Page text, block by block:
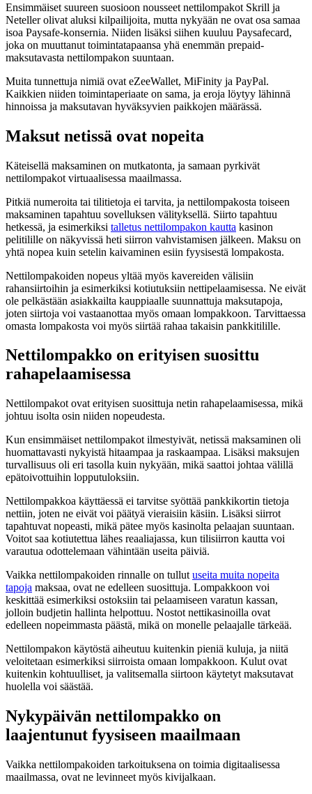
Ensimmäiset suureen suosioon nousseet nettilompakot Skrill ja
Neteller olivat aluksi kilpailijoita, mutta nykyään ne ovat osa samaa
isoa Paysafe-konsernia. Niiden lisäksi siihen kuuluu Paysafecard,
joka on muuttanut toimintatapaansa yhä enemmän prepaid-
maksutavasta nettilompakon suuntaan.
Muita tunnettuja nimiä ovat eZeeWallet, MiFinity ja PayPal.
Kaikkien niiden toimintaperiaate on sama, ja eroja löytyy lähinnä
hinnoissa ja maksutavan hyväksyvien paikkojen määrässä.
Maksut netissä ovat nopeita
Käteisellä maksaminen on mutkatonta, ja samaan pyrkivät
nettilompakot virtuaalisessa maailmassa.
Pitkiä numeroita tai tilitietoja ei tarvita, ja nettilompakosta toiseen
maksaminen tapahtuu sovelluksen välityksellä. Siirto tapahtuu
hetkessä, ja esimerkiksi talletus nettilompakon kautta kasinon
pelitilille on näkyvissä heti siirron vahvistamisen jälkeen. Maksu on
yhtä nopea kuin setelin kaivaminen esiin fyysisestä lompakosta.
Nettilompakoiden nopeus yltää myös kavereiden välisiin
rahansiirtoihin ja esimerkiksi kotiutuksiin nettipelaamisessa. Ne eivät
ole pelkästään asiakkailta kauppiaalle suunnattuja maksutapoja,
joten siirtoja voi vastaanottaa myös omaan lompakkoon. Tarvittaessa
omasta lompakosta voi myös siirtää rahaa takaisin pankkitilille.
Nettilompakko on erityisen suosittu
rahapelaamisessa
Nettilompakot ovat erityisen suosittuja netin rahapelaamisessa, mikä
johtuu isolta osin niiden nopeudesta.
Kun ensimmäiset nettilompakot ilmestyivät, netissä maksaminen oli
huomattavasti nykyistä hitaampaa ja raskaampaa. Lisäksi maksujen
turvallisuus oli eri tasolla kuin nykyään, mikä saattoi johtaa välillä
epätoivottuihin lopputuloksiin.
Nettilompakkoa käyttäessä ei tarvitse syöttää pankkikortin tietoja
nettiin, joten ne eivät voi päätyä vieraisiin käsiin. Lisäksi siirrot
tapahtuvat nopeasti, mikä pätee myös kasinolta pelaajan suuntaan.
Voitot saa kotiutettua lähes reaaliajassa, kun tilisiirron kautta voi
varautua odottelemaan vähintään useita päiviä.
Vaikka nettilompakoiden rinnalle on tullut useita muita nopeita
tapoja maksaa, ovat ne edelleen suosittuja. Lompakkoon voi
keskittää esimerkiksi ostoksiin tai pelaamiseen varatun kassan,
jolloin budjetin hallinta helpottuu. Nostot nettikasinoilla ovat
edelleen nopeimmasta päästä, mikä on monelle pelaajalle tärkeää.
Nettilompakon käytöstä aiheutuu kuitenkin pieniä kuluja, ja niitä
veloitetaan esimerkiksi siirroista omaan lompakkoon. Kulut ovat
kuitenkin kohtuulliset, ja valitsemalla siirtoon käytetyt maksutavat
huolella voi säästää.
Nykypäivän nettilompakko on
laajentunut fyysiseen maailmaan
Vaikka nettilompakoiden tarkoituksena on toimia digitaalisessa
maailmassa, ovat ne levinneet myös kivijalkaan.